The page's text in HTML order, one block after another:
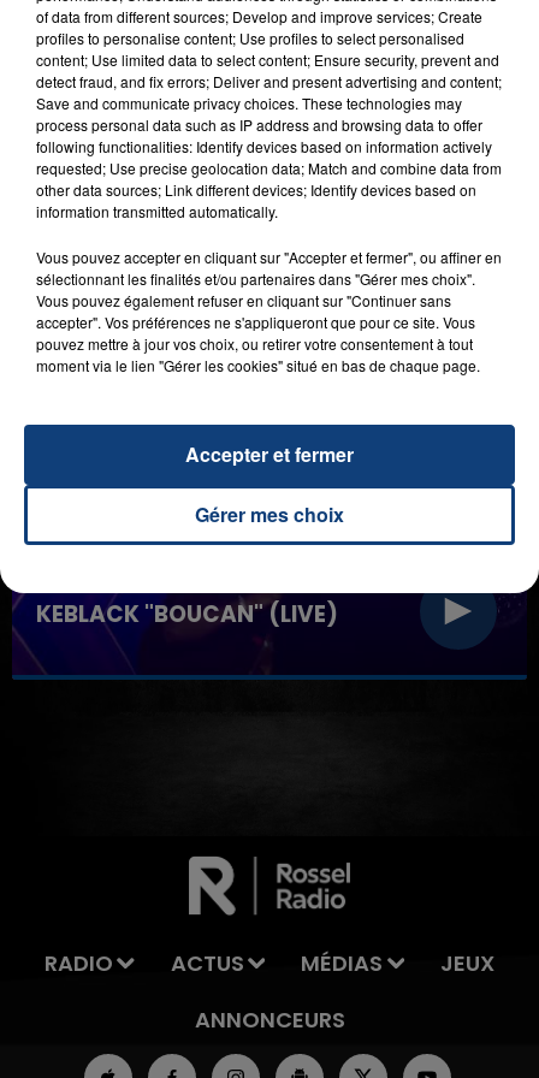
7h00 - 11h00
LA TEAM DE L'ÉTÉ
Date :28 juin 2019
Lieu :Stade Levindrey à laon
Organisateurs :Ville de Laon & Contact FM
Jauge :25.000 personnes
Artistes :Bigflo & Oli, Mika, Claudio Capéo, Arcadian,
D'AUTRES LIVES
KEBLACK "BOUCAN" (LIVE)
RADIO ACTUS MÉDIAS
JEUX
ANNONCEURS
of data from different sources; Develop and improve services; Create
profiles to personalise content; Use profiles to select personalised
content; Use limited data to select content; Ensure security, prevent and
detect fraud, and fix errors; Deliver and present advertising and content;
Save and communicate privacy choices. These technologies may
process personal data such as IP address and browsing data to offer
following functionalities: Identify devices based on information actively
requested; Use precise geolocation data; Match and combine data from
other data sources; Link different devices; Identify devices based on
information transmitted automatically.
Vous pouvez accepter en cliquant sur "Accepter et fermer", ou affiner en
sélectionnant les finalités et/ou partenaires dans "Gérer mes choix".
Vous pouvez également refuser en cliquant sur "Continuer sans
accepter". Vos préférences ne s'appliqueront que pour ce site. Vous
pouvez mettre à jour vos choix, ou retirer votre consentement à tout
moment via le lien "Gérer les cookies" situé en bas de chaque page.
Gérer mes choix
Accepter et fermer